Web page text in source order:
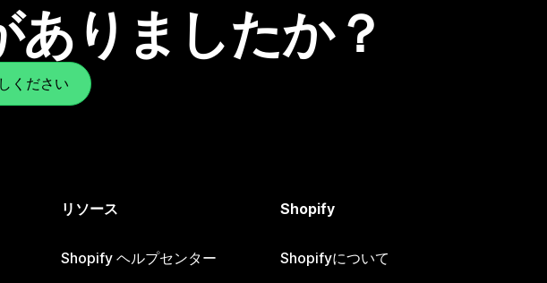
りましたか？
ください
リソース
Shopify ヘルプセンター
Shopify
Shopifyについて